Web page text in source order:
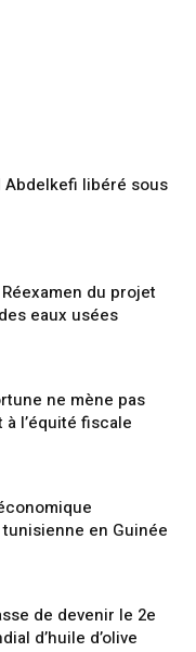
Abdelkefi libéré sous
du projet
eaux usées
ne mène pas
l’équité fiscale
en Guinée
de devenir le 2e
d’huile d’olive